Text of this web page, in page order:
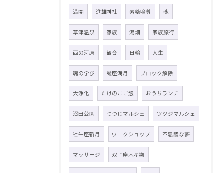
満開 進雄神社 素戔嗚尊 魂
草津温泉 家族 湯畑 家族旅行
西の河原 観音 日輪 人生
魂の学び 蠍座満月 ブロック解除
大浄化 たけのこご飯 おうちランチ
沼田公園 つつじマルシェ ツツジマルシェ
牡牛座新月 ワークショップ 不思議な夢
マッサージ 双子座木星期